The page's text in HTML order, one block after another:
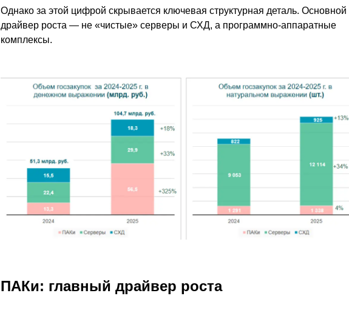
Однако за этой цифрой скрывается ключевая структурная деталь. Основной
драйвер роста — не «чистые» серверы и СХД, а программно-аппаратные
комплексы.
ПАКи: главный драйвер роста